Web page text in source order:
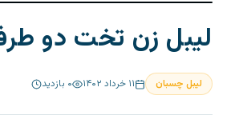
لیبل زن تخت دو
لیبل چسبان ۱۱ خرداد ۱۴۰۲ ۰ بازدید